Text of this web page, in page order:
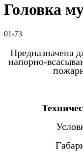
Головка
01-73
Предназначена
напорно-